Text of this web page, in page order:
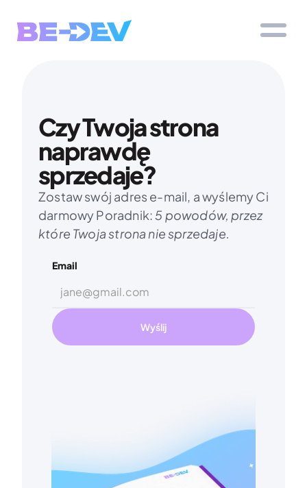
Czy Twoja strona
naprawdę
sprzedaje?
Zostaw swój adres e-mail, a wyślemy Ci
darmowy Poradnik: 5 powodów, przez
które Twoja strona nie sprzedaje.
Email
Wyślij